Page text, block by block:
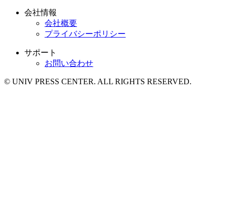
会社情報
会社概要
プライバシーポリシー
サポート
お問い合わせ
© UNIV PRESS CENTER. ALL RIGHTS RESERVED.